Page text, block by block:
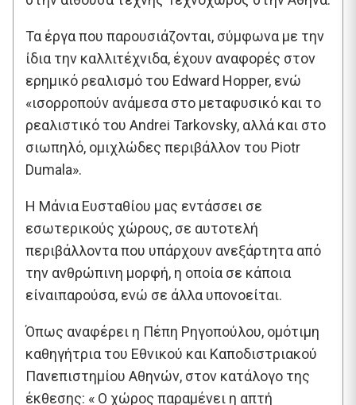
Τα έργα που παρουσιάζονται, σύμφωνα με την
ίδια την καλλιτέχνιδα, έχουν αναφορές στον
ερημικό ρεαλισμό του Edward Hopper, ενώ
«ισορροπούν ανάμεσα στο μεταφυσικό και το
ρεαλιστικό του Andrei Tarkovsky, αλλά και στο
σιωπηλό, ομιχλώδες περιβάλλον του Piotr
Dumala».
Η Μάνια Ευσταθίου μας εντάσσει σε
εσωτερικούς χώρους, σε αυτοτελή
περιβάλλοντα που υπάρχουν ανεξάρτητα από
την ανθρώπινη μορφή, η οποία σε κάποια
είναιπαρούσα, ενώ σε άλλα υπονοείται.
Όπως αναφέρει η Πέπη Ρηγοπούλου, ομότιμη
καθηγήτρια του Εθνικού και Καποδιστριακού
Πανεπιστημίου Αθηνών, στον κατάλογο της
έκθεσης: « Ο χώρος παραμένει η απτή